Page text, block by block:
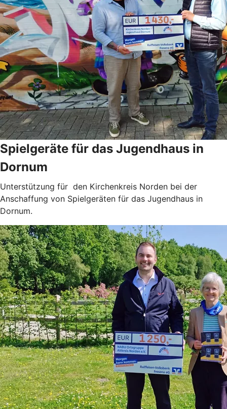
Spielgeräte für das Jugendhaus in
Dornum
Unterstützung für den Kirchenkreis Norden bei der
Anschaffung von Spielgeräten für das Jugendhaus in
Dornum.